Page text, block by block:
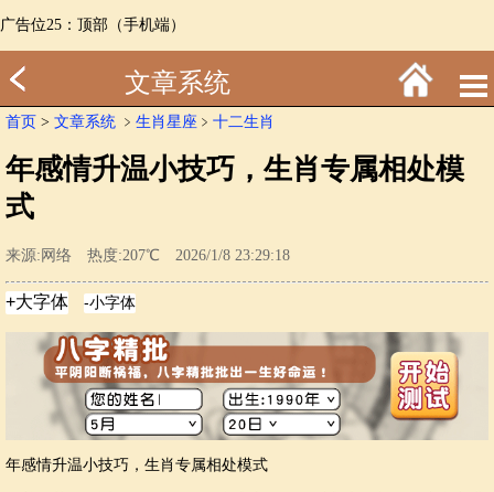
广告位25：顶部（手机端）
文章系统
首页 > 文章系统 ﹥ 生肖星座 ﹥ 十二生肖
年感情升温小技巧，生肖专属相处模
式
来源:网络 热度:207℃ 2026/1/8 23:29:18
年感情升温小技巧，生肖专属相处模式